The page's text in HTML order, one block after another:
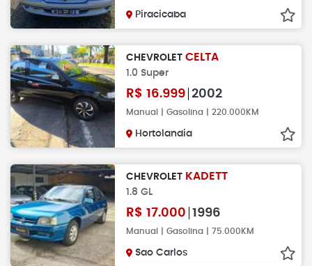
Piracicaba
CHEVROLET CELTA
1.0 Super
R$ 16.999 2002
Manual | Gasolina | 220.000KM
Hortolandia
CHEVROLET KADETT
1.8 GL
R$ 17.000 1996
Manual | Gasolina | 75.000KM
Sao Carlos